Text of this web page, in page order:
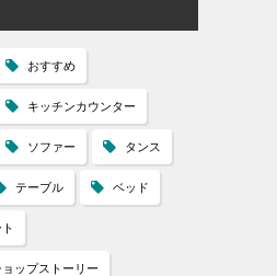
おすすめ
キッチンカウンター
ソファー タンス
テーブル ベッド
ップストーリー